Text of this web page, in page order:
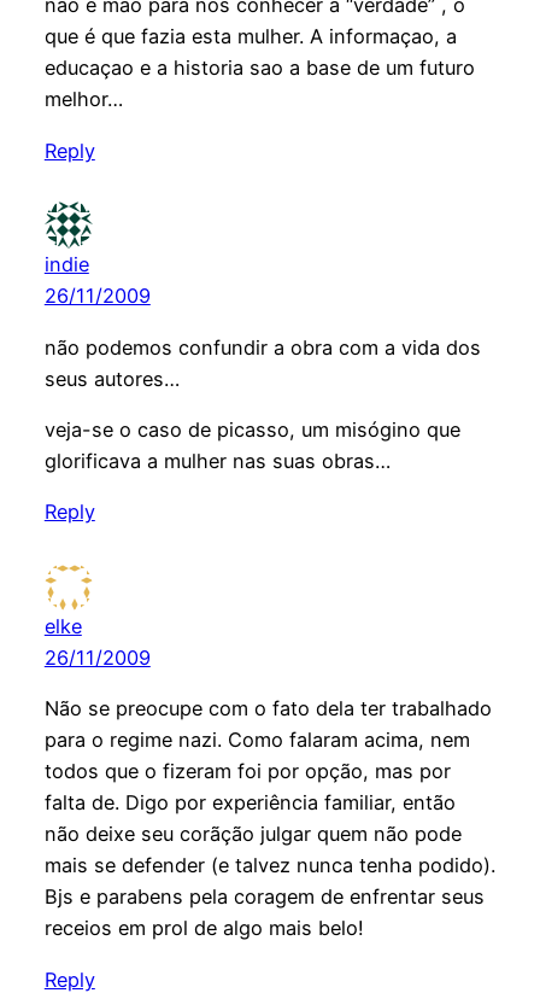
nao é mao para nos conhecer a “verdade” , o
que é que fazia esta mulher. A informaçao, a
educaçao e a historia sao a base de um futuro
melhor…
Reply
indie
26/11/2009
não podemos confundir a obra com a vida dos
seus autores…
veja-se o caso de picasso, um misógino que
glorificava a mulher nas suas obras…
Reply
elke
26/11/2009
Não se preocupe com o fato dela ter trabalhado
para o regime nazi. Como falaram acima, nem
todos que o fizeram foi por opção, mas por
falta de. Digo por experiência familiar, então
não deixe seu corãção julgar quem não pode
mais se defender (e talvez nunca tenha podido).
Bjs e parabens pela coragem de enfrentar seus
receios em prol de algo mais belo!
Reply